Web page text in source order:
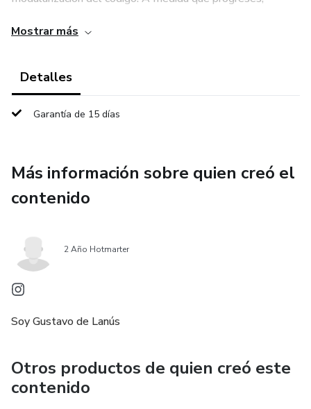
incluyendo manejo de excepciones, trabajo con formatos
funcional y concurrencia.
Además, el curso cubre prácticas modernas de desarrollo
Incluye una guía de referencia tipo “Python Pro” con
contenido práctico, ejemplos aplicados y ejercicios
Ideal tanto para principiantes sin experiencia como para
desarrolladores que buscan perfeccionar sus habilidades y
alcanzar un nivel experto en Python.
Mostrar más
Detalles
Garantía de 15 días
Más información sobre quien creó el
contenido
2 Año Hotmarter
Soy Gustavo de Lanús
Otros productos de quien creó este
contenido